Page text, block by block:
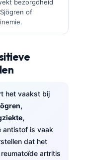
bezorgdheid
of
het vaakst bij
antistof is vaak
dat het
artritis